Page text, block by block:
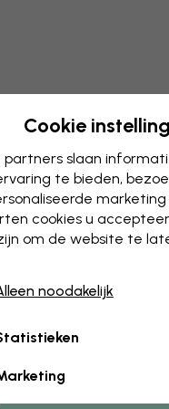
Cookie
partners slaan
te bieden,
cookies u
om de website te
noodakelijk